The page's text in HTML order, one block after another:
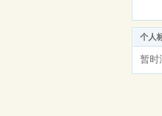
个人
暂时